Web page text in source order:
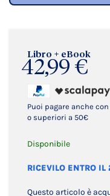
Libro + eBook
42,99 €
Puoi pagare anche
o superiori a 50€
Disponibile
RICEVILO ENTRO IL
Questo articolo è